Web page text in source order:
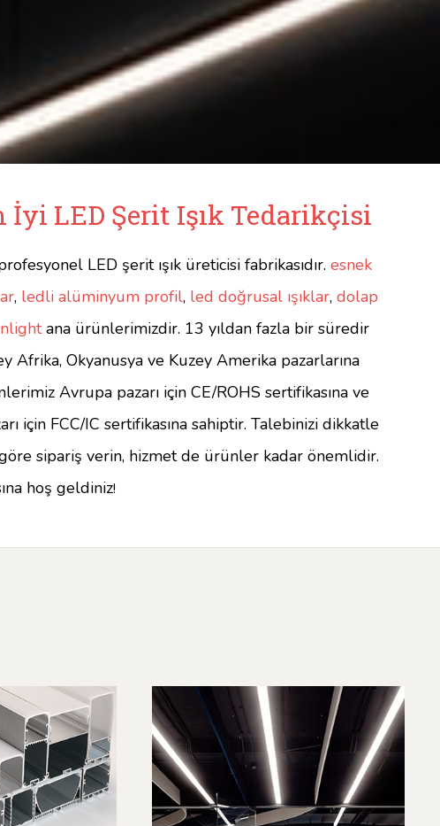
İyi LED Şerit Işık Tedarikçisi
LED şerit ışık üreticisi fabrikasıdır. esnek
, ledli alüminyum profil, led doğrusal ışıklar, dolap
ana ürünlerimizdir. 13 yıldan fazla bir süredir
Afrika, Okyanusya ve Kuzey Amerika pazarlarına
Avrupa pazarı için CE/ROHS sertifikasına ve
için FCC/IC sertifikasına sahiptir. Talebinizi dikkatle
sipariş verin, hizmet de ürünler kadar önemlidir.
hoş geldiniz!